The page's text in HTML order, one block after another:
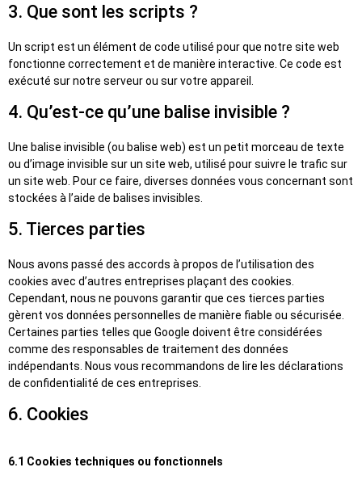
3. Que sont les scripts ?
Un script est un élément de code utilisé pour que notre site web
fonctionne correctement et de manière interactive. Ce code est
exécuté sur notre serveur ou sur votre appareil.
4. Qu’est-ce qu’une balise invisible ?
Une balise invisible (ou balise web) est un petit morceau de texte
ou d’image invisible sur un site web, utilisé pour suivre le trafic sur
un site web. Pour ce faire, diverses données vous concernant sont
stockées à l’aide de balises invisibles.
5. Tierces parties
Nous avons passé des accords à propos de l’utilisation des
cookies avec d’autres entreprises plaçant des cookies.
Cependant, nous ne pouvons garantir que ces tierces parties
gèrent vos données personnelles de manière fiable ou sécurisée.
Certaines parties telles que Google doivent être considérées
comme des responsables de traitement des données
indépendants. Nous vous recommandons de lire les déclarations
de confidentialité de ces entreprises.
6. Cookies
6.1 Cookies techniques ou fonctionnels